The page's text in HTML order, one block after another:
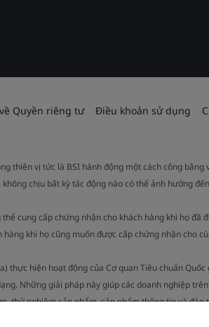
Quyền riêng tư Điều khoản sử dụng
thiên vị tức là BSI hành động một cách công
chịu bất kỳ tác động nào có thể ảnh hưởng
cung cấp chứng nhận cho khách hàng khi họ
khi họ cũng muốn được cấp chứng nhận cho
hiện hoạt động của Cơ quan Tiêu chuẩn
Những giải pháp này giúp các doanh nghiệp
thử nghiệm sản phẩm, sản phẩm thông tin và đào